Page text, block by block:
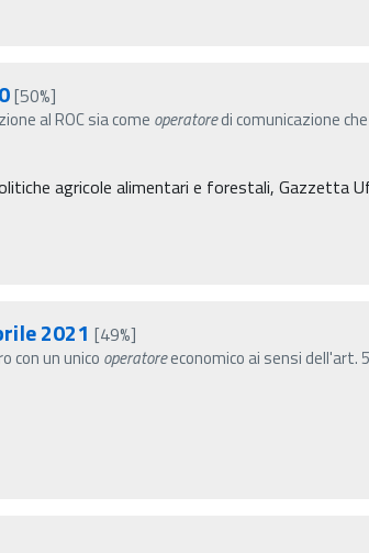
[50%]
al ROC sia come operatoredi comunicazione
agricole alimentari e forestali, Gazzetta
2021 [49%]
con un unico operatoreeconomico ai sensi dell'art.